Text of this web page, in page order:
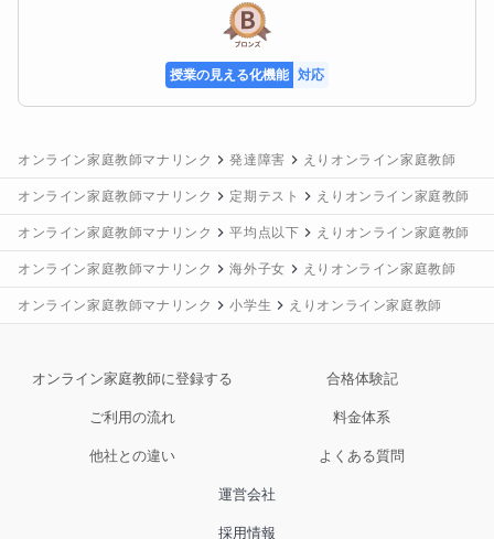
授業の見える化機能 対応
オンライン家庭教師マナリンク 発達障害 えりオンライン家庭教師
オンライン家庭教師マナリンク 定期テスト えりオンライン家庭教師
オンライン家庭教師マナリンク 平均点以下 えりオンライン家庭教師
オンライン家庭教師マナリンク 海外子女 えりオンライン家庭教師
オンライン家庭教師マナリンク 小学生 えりオンライン家庭教師
オンライン家庭教師に登録する 合格体験記
ご利用の流れ 料金体系
他社との違い よくある質問
運営会社
採用情報